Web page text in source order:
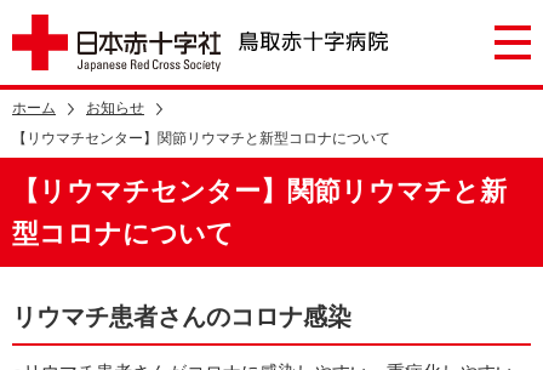
ホーム
お知らせ
【リウマチセンター】関節リウマチと新型コロナについて
【リウマチセンター】関節リウマチと新
型コロナについて
リウマチ患者さんのコロナ感染